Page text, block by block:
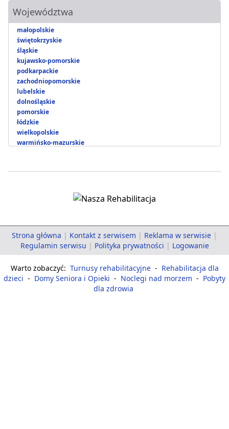
Województwa
małopolskie
świętokrzyskie
śląskie
kujawsko-pomorskie
podkarpackie
zachodniopomorskie
lubelskie
dolnośląskie
pomorskie
łódzkie
wielkopolskie
warmińsko-mazurskie
Strona główna | Kontakt z serwisem | Reklama w serwisie |
Regulamin serwisu | Polityka prywatności | Logowanie
Warto zobaczyć: Turnusy rehabilitacyjne - Rehabilitacja dla
dzieci - Domy Seniora i Opieki - Noclegi nad morzem - Pobyty
dla zdrowia